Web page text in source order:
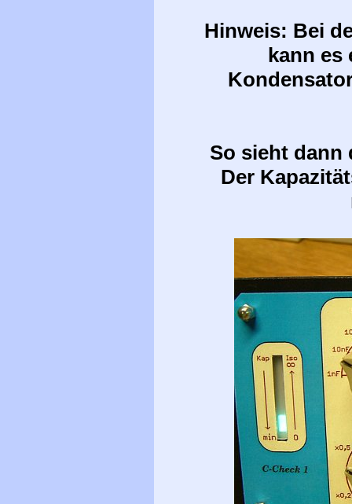
Hinweis: Bei
kann es
So sieht dann
Der